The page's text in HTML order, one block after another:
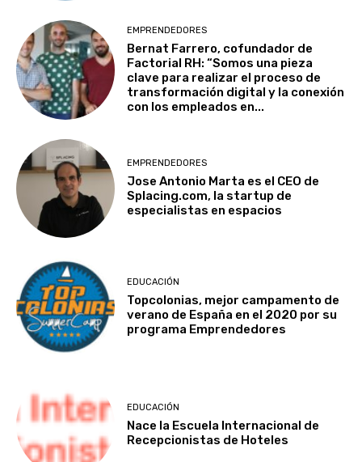
EMPRENDEDORES
Bernat Farrero, cofundador de
Factorial RH: “Somos una pieza
clave para realizar el proceso de
transformación digital y la conexión
con los empleados en...
EMPRENDEDORES
Jose Antonio Marta es el CEO de
Splacing.com, la startup de
especialistas en espacios
EDUCACIÓN
Topcolonias, mejor campamento de
verano de España en el 2020 por su
programa Emprendedores
EDUCACIÓN
Nace la Escuela Internacional de
Recepcionistas de Hoteles